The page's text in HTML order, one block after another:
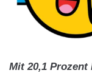
Mit 20,1